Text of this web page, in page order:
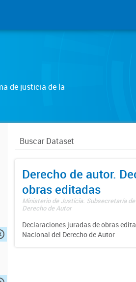
de justicia de la
Derecho de autor.
obras editadas
Ministerio de Justicia. Subsecretaría
Derecho de Autor
Declaraciones juradas de obras
Nacional del Derecho de Autor